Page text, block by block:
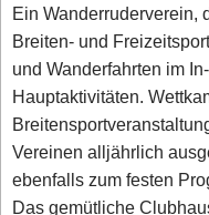
Ein Wanderruderverein,
Breiten- und
und Wanderfahrten im
Hauptaktivitäten.
Vereinen alljährlich
ebenfalls zum festen
Das gemütliche